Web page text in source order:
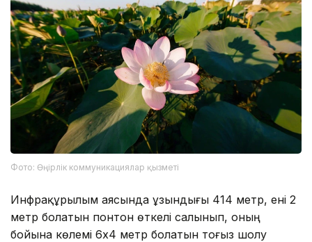
Фото: Өңірлік коммуникациялар қызметі
Инфрақұрылым аясында ұзындығы 414 метр, ені 2
метр болатын понтон өткелі салынып, оның
бойына көлемі 6х4 метр болатын тоғыз шолу